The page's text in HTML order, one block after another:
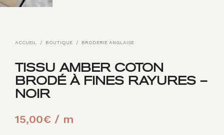
ACCUEIL / BOUTIQUE / BRODERIE ANGLAISE
TISSU AMBER COTON
BRODÉ À FINES RAYURES –
NOIR
15,00€ / m